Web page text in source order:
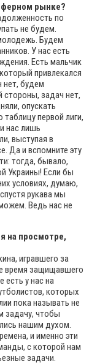
рынке?
по
не будем.
Будем
У нас есть
Есть мальчик
привлекался
будем
стороны, задач нет,
опускать
первой лиги,
нас лишь
выступая в
Да и вспомните эту
тогда, бывало,
Украины! Если бы
условиях, думаю,
рукава мы
Ведь нас не
на просмотре,
игравшего за
время защищавшего
есть у нас на
которых
пока называть не
задачу, чтобы
нашим духом.
и именно эти
с которой нам
задачи.